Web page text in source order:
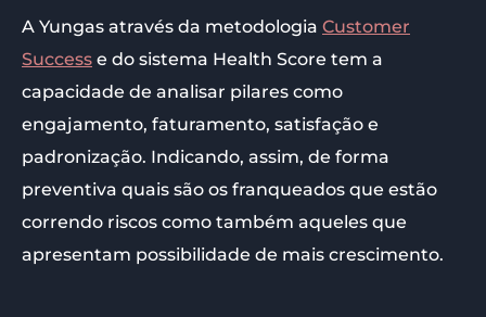
A Yungas através da metodologia Customer
Success e do sistema Health Score tem a
capacidade de analisar pilares como
engajamento, faturamento, satisfação e
padronização. Indicando, assim, de forma
preventiva quais são os franqueados que estão
correndo riscos como também aqueles que
apresentam possibilidade de mais crescimento.